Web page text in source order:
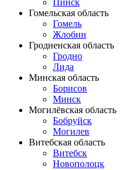
Пинск
Гомельская область
Гомель
Жлобин
Гродненская область
Гродно
Лида
Минская область
Борисов
Минск
Могилёвская область
Бобруйск
Могилев
Витебская область
Витебск
Новополоцк